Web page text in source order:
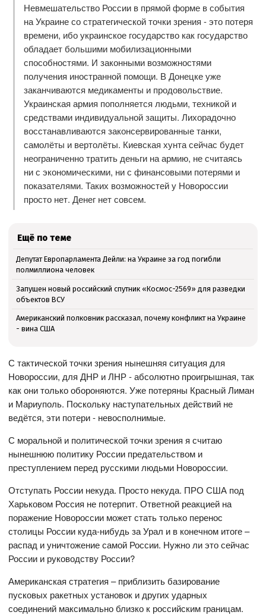
Невмешательство России в прямой форме в события
на Украине со стратегической точки зрения - это потеря
времени, ибо украинское государство как государство
обладает большими мобилизационными
способностями. И законными возможностями
получения иностранной помощи. В Донецке уже
заканчиваются медикаменты и продовольствие.
Украинская армия пополняется людьми, техникой и
средствами индивидуальной защиты. Лихорадочно
восстанавливаются законсервированные танки,
самолёты и вертолёты. Киевская хунта сейчас будет
неограниченно тратить деньги на армию, не считаясь
ни с экономическими, ни с финансовыми потерями и
показателями. Таких возможностей у Новороссии
просто нет. Денег нет совсем.
Ещё по теме
Депутат Европарламента Дейли: на Украине за год погибли
полмиллиона человек
Запущен новый российский спутник «Космос-2569» для разведки
объектов ВСУ
Американский полковник рассказал, почему конфликт на Украине
- вина США
С тактической точки зрения нынешняя ситуация для
Новороссии, для ДНР и ЛНР - абсолютно проигрышная, так
как они только обороняются. Уже потеряны Красный Лиман
и Мариуполь. Поскольку наступательных действий не
ведётся, эти потери - невосполнимые.
С моральной и политической точки зрения я считаю
нынешнюю политику России предательством и
преступлением перед русскими людьми Новороссии.
Отступать России некуда. Просто некуда. ПРО США под
Харьковом Россия не потерпит. Ответной реакцией на
поражение Новороссии может стать только перенос
столицы России куда-нибудь за Урал и в конечном итоге –
распад и уничтожение самой России. Нужно ли это сейчас
России и руководству России?
Американская стратегия – приблизить базирование
пусковых ракетных установок и других ударных
соединений максимально близко к российским границам.